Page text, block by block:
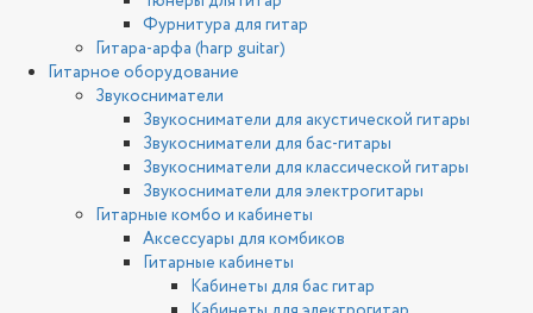
Фурнитура для гитар
Гитара-арфа (harp guitar)
Гитарное оборудование
Звукосниматели
Звукосниматели для акустической гитары
Звукосниматели для бас-гитары
Звукосниматели для классической гитары
Звукосниматели для электрогитары
Гитарные комбо и кабинеты
Аксессуары для комбиков
Гитарные кабинеты
Кабинеты для бас гитар